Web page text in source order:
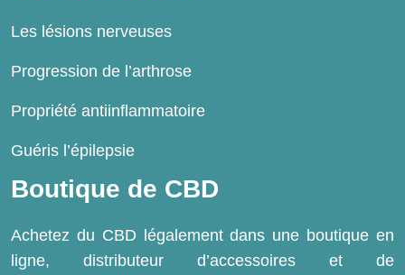
Les lésions nerveuses
Progression de l’arthrose
Propriété antiinflammatoire
Guéris l’épilepsie
Boutique de CBD
Achetez du CBD légalement dans une boutique en
ligne, distributeur d’accessoires et de